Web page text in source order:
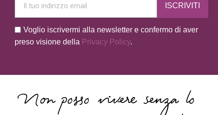
ISCRIVITI
Voglio iscrivermi alla newsletter e confermo di aver
preso visione della Privacy Policy.
Non posso vivere senza lo